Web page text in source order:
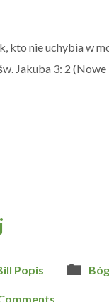
kto nie uchybia w
Jakuba 3: 2
Popis Bóg